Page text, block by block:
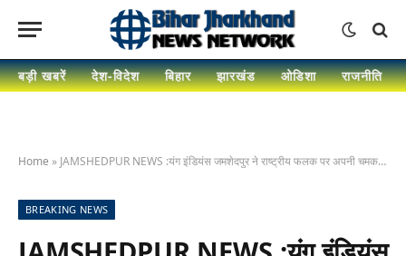
बड़ी खबरें देश-विदेश बिहार झारखंड ओडिशा राजनीति
Home » JAMSHEDPUR NEWS :यंग इंडियंस जमशेदपुर ने राष्ट्रीय फलक पर अपनी चमक बिखेरी
BREAKING NEWS